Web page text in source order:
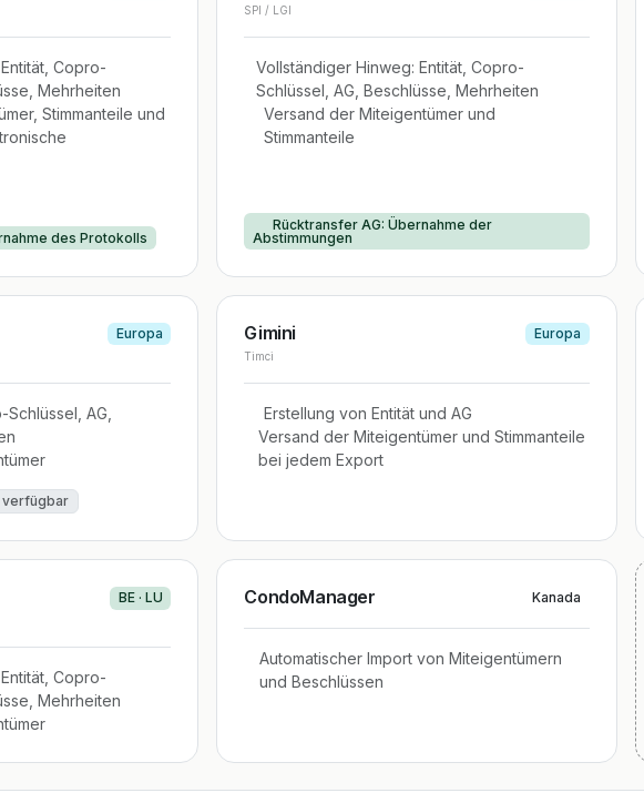
Copro-
Mehrheiten
Stimmanteile und
des Protokolls
SPI / LGI
Vollständiger Hinweg: Entität, Copro-
Schlüssel, AG, Beschlüsse, Mehrheiten
Versand der Miteigentümer und
Stimmanteile
Rücktransfer AG: Übernahme der
Abstimmungen
Europa
AG,
verfügbar
Gimini
Timci
Europa
Erstellung von Entität und AG
Versand der Miteigentümer und Stimmanteile
bei jedem Export
BE · LU
Copro-
Mehrheiten
CondoManager Kanada
Automatischer Import von Miteigentümern
und Beschlüssen